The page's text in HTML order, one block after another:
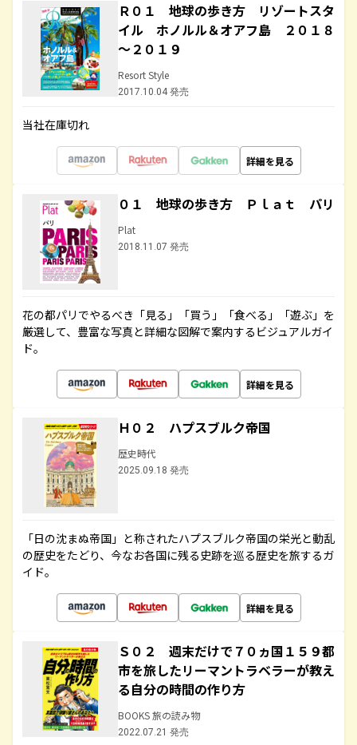
Ｒ０１ 地球の歩き方 リゾートスタ
イル ホノルル＆オアフ島 ２０１８
～２０１９
Resort Style
2017.10.04 発売
当社在庫切れ
詳細を見る
０１ 地球の歩き方 Ｐｌａｔ パリ
Plat
2018.11.07 発売
花の都パリでやるべき「見る」「買う」「食べる」「遊ぶ」を
厳選して、豊富な写真と詳細な図解で案内するビジュアルガイ
ド。
詳細を見る
Ｈ０２ ハプスブルク帝国
歴史時代
2025.09.18 発売
「日の沈まぬ帝国」と称されたハプスブルク帝国の栄光と動乱
の歴史をたどり、今なお各国に残る史跡を巡る歴史を旅するガ
イド。
詳細を見る
Ｓ０２ 週末だけで７０ヵ国１５９都
市を旅したリーマントラベラーが教え
る自分の時間の作り方
BOOKS 旅の読み物
2022.07.21 発売